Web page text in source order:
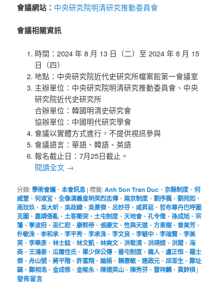
會議網站： 中央研究院明清研究推動委員會
會議相關資訊
時間：2024 年 8 月 13 日（二）至 2024 年 8 月 15
日（四）
地點：中央研究院近代史研究所檔案館第一會議室
主辦單位：中央研究院明清研究推動委員會、中央
研究院近代史研究所
合辦單位：韓國明清史研究會
協辦單位：中國明代研究學會
會議以實體方式進行，不提供視訊參與
會議語言：華語、韓語、英語
報名截止日：7月25日截止。
閱讀全文 →
分類:學術會議、本會訊息 |標籤:Anh Son Tran Duc 、京縣制度、何
威萱、何淑宜 、全像演義皇明英烈志傳、兩京制度、劉序楓、劉苑如 、
南玟玖 、吳大昕、吳政緯、吳景傑、 呂妙芬、 咸昇延、哲布尊丹巴呼圖
克圖 、嘉靖倭亂、土客衝突、土屯制度、天地會、孔令偉、孫成旭、宗
藩、寧波府、巫仁恕 、 康熙帝 、張康文、性與天道、方東樹、 曾美芳、
朴敏洙、李和承、李平秀、李承洙、李文良 、李毓中 、李瑞賢、李美
英、李華彥、林士鉉、林文凱、林爽文、洪敬清、洪瑛媄、洪誾 、海
商、王鴻泰、 瓜爾佳氏、畢少保公傳、番屯制度、瘋人 、 盧正恒、羅士
傑、舟山號、蔣平階、許富翔 、論語、賴惠敏、連啟元、邱澎生 、鄭址
鎬、鄭相浩、金成修、金晙永、 陳德英山 、 陳秀芬、 雷祥麟、黃鈴棋 |
發佈留言